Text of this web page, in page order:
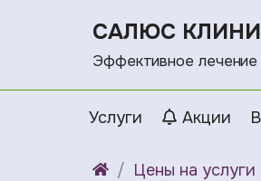
САЛЮС
Эффективное лечение
Услуги Акции
Цены на услуги